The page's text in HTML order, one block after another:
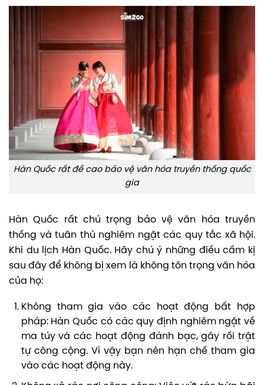
Hàn Quốc rất đề cao bảo vệ văn hóa truyền thống quốc
gia
Hàn Quốc rất chú trọng bảo vệ văn hóa truyền
thống và tuân thủ nghiêm ngặt các quy tắc xã hội.
Khi du lịch Hàn Quốc. Hãy chú ý những điều cấm kị
sau đây để không bị xem là không tôn trọng văn hóa
của họ:
Không tham gia vào các hoạt động bất hợp
pháp: Hàn Quốc có các quy định nghiêm ngặt về
ma túy và các hoạt động đánh bạc, gây rối trật
tự công cộng. Vì vậy bạn nên hạn chế tham gia
vào các hoạt động này.